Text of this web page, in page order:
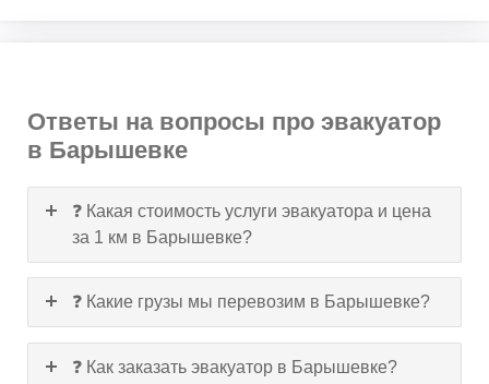
Ответы на вопросы про эвакуатор
в Барышевке
❓ Какая стоимость услуги эвакуатора и цена
за 1 км в Барышевке?
❓ Какие грузы мы перевозим в Барышевке?
❓ Как заказать эвакуатор в Барышевке?